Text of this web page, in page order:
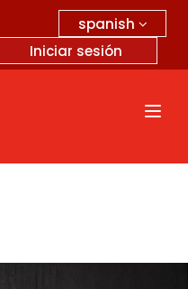
spanish
Iniciar sesión